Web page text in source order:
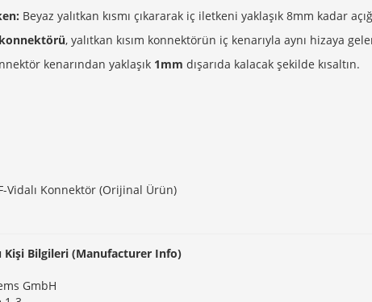
Beyaz yalıtkan kısmı çıkararak iç iletkeni yaklaşık 8mm kadar
konnektörü, yalıtkan kısım konnektörün iç kenarıyla aynı hizaya
kenarından yaklaşık 1mm dışarıda kalacak şekilde kısaltın.
Vidalı Konnektör (Orijinal Ürün)
Kişi Bilgileri (Manufacturer Info)
GmbH